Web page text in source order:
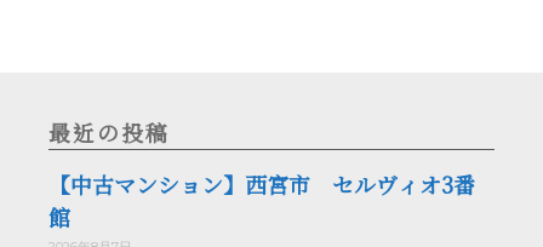
最近の投稿
【中古マンション】西宮市 セルヴィオ3番
館